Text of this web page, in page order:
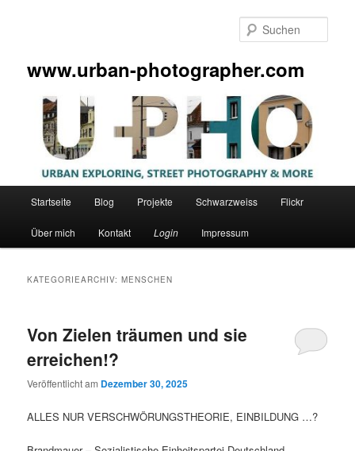
www.urban-photographer.com
Startseite Blog Projekte Schwarzweiss Flickr
Über mich Kontakt Login Impressum
KATEGORIEARCHIV:MENSCHEN
Von Zielen träumen und sie
erreichen!?
Veröffentlicht am Dezember 30, 2025
ALLES NUR VERSCHWÖRUNGSTHEORIE, EINBILDUNG …?